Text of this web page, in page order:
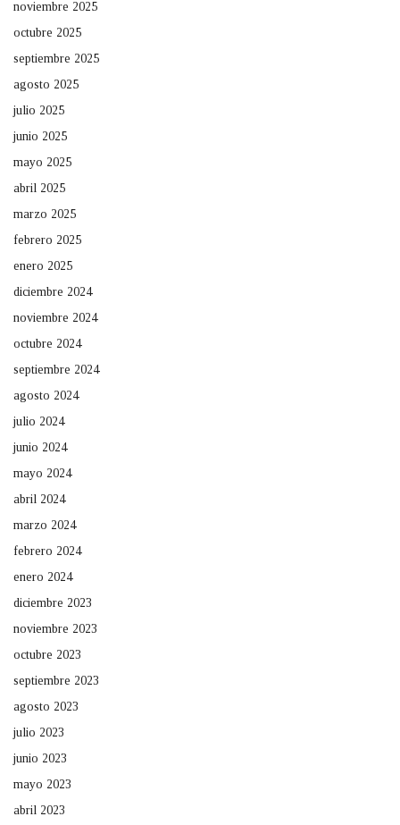
noviembre 2025
octubre 2025
septiembre 2025
agosto 2025
julio 2025
junio 2025
mayo 2025
abril 2025
marzo 2025
febrero 2025
enero 2025
diciembre 2024
noviembre 2024
octubre 2024
septiembre 2024
agosto 2024
julio 2024
junio 2024
mayo 2024
abril 2024
marzo 2024
febrero 2024
enero 2024
diciembre 2023
noviembre 2023
octubre 2023
septiembre 2023
agosto 2023
julio 2023
junio 2023
mayo 2023
abril 2023